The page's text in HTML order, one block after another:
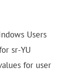
Users
sr-YU
for user